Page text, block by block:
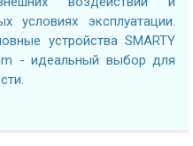
условиях эксплуатации.
устройства SMARTY
- идеальный выбор для